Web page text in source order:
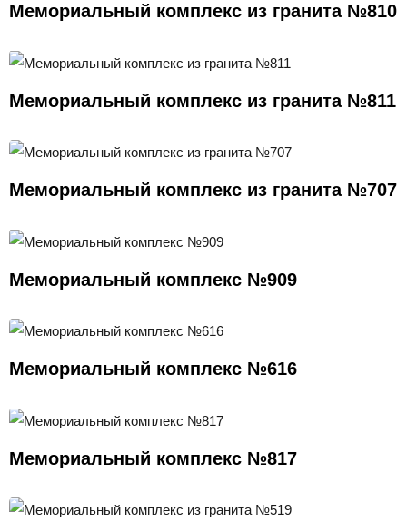
Мемориальный комплекс из гранита №810
Мемориальный комплекс из гранита №811
Мемориальный комплекс из гранита №707
Мемориальный комплекс №909
Мемориальный комплекс №616
Мемориальный комплекс №817